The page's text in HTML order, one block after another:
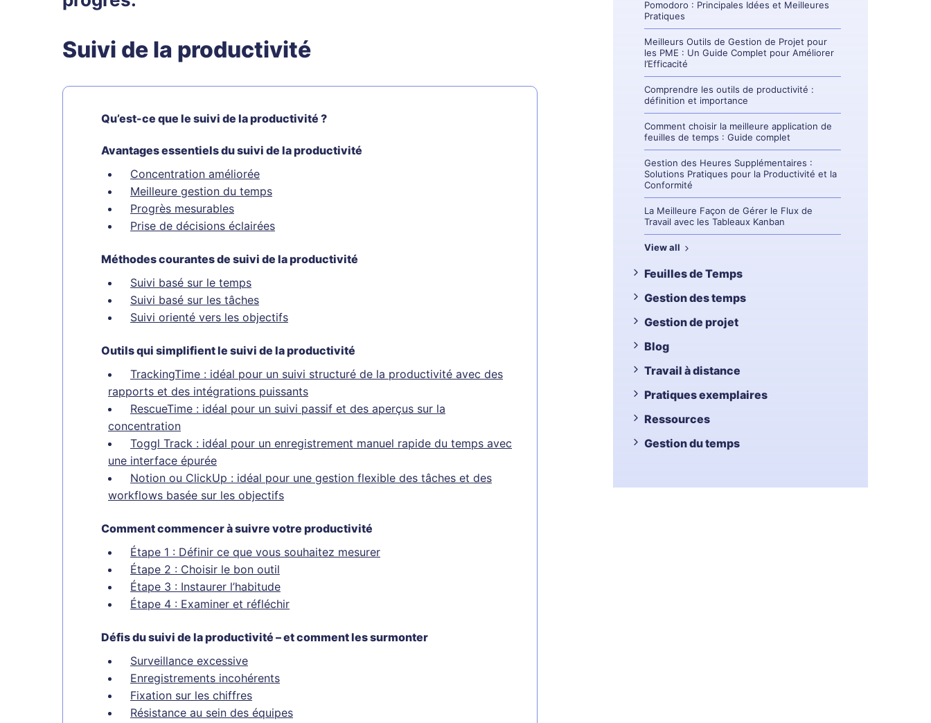
Suivi de la productivité
Qu’est-ce que le suivi de la productivité ?
Avantages essentiels du suivi de la productivité
Concentration améliorée
Meilleure gestion du temps
Progrès mesurables
Prise de décisions éclairées
Méthodes courantes de suivi de la productivité
Suivi basé sur le temps
Suivi basé sur les tâches
Suivi orienté vers les objectifs
Outils qui simplifient le suivi de la productivité
TrackingTime : idéal pour un suivi structuré de la productivité avec des
rapports et des intégrations puissants
RescueTime : idéal pour un suivi passif et des aperçus sur la
concentration
Toggl Track : idéal pour un enregistrement manuel rapide du temps avec
une interface épurée
Notion ou ClickUp : idéal pour une gestion flexible des tâches et des
workflows basée sur les objectifs
Comment commencer à suivre votre productivité
Étape 1 : Définir ce que vous souhaitez mesurer
Étape 2 : Choisir le bon outil
Étape 3 : Instaurer l’habitude
Étape 4 : Examiner et réfléchir
Défis du suivi de la productivité – et comment les surmonter
Surveillance excessive
Enregistrements incohérents
Fixation sur les chiffres
Résistance au sein des équipes
Pomodoro : Principales Idées et Meilleures
Pratiques
Meilleurs Outils de Gestion de Projet pour
les PME : Un Guide Complet pour Améliorer
l’Efficacité
Comprendre les outils de productivité :
définition et importance
Comment choisir la meilleure application de
feuilles de temps : Guide complet
Gestion des Heures Supplémentaires :
Solutions Pratiques pour la Productivité et la
Conformité
La Meilleure Façon de Gérer le Flux de
Travail avec les Tableaux Kanban
View all
Feuilles de Temps
Gestion des temps
Gestion de projet
Blog
Travail à distance
Pratiques exemplaires
Ressources
Gestion du temps